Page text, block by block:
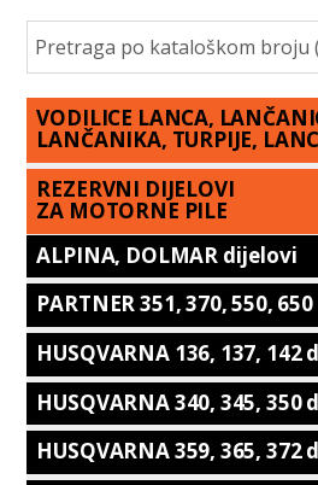
VODILICE LANCA,
LANČANIKA, TURPIJE,
REZERVNI DIJELOVI
ZA MOTORNE PILE
ALPINA, DOLMAR dijelovi
PARTNER 351, 370, 550,
HUSQVARNA 136, 137, 142
HUSQVARNA 340, 345, 350
HUSQVARNA 359, 365, 372